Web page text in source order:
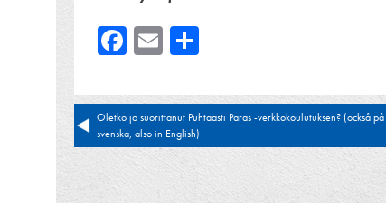
Facebook
Email
Artikkelien
selaus
Oletko jo suorittanut Puhtaasti Paras -verkkokoulutuksen? (också på
svenska, also in English)